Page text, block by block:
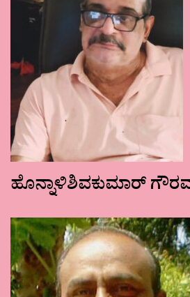
ಹೊನ್ನಾಳಿಶಿವಕುಮಾರ್